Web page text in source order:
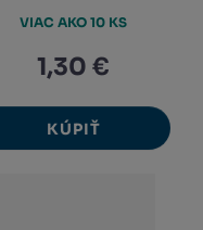
1,30 €
KÚPIŤ
VIAC AKO 10 KS